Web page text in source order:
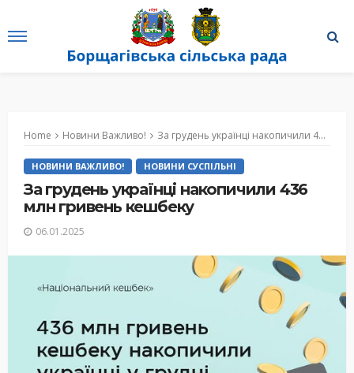
Home Новини Важливо! За грудень українці накопичили 436 млн гривень кешбеку
НОВИНИ ВАЖЛИВО! НОВИНИ СУСПІЛЬНІ
За грудень українці накопичили 436
млн гривень кешбеку
06.01.2025